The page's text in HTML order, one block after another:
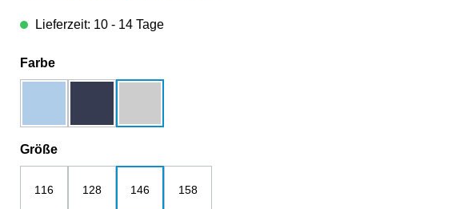
Lieferzeit: 10 - 14 Tage
Farbeauswählen
Größeauswählen
116 128 146 158